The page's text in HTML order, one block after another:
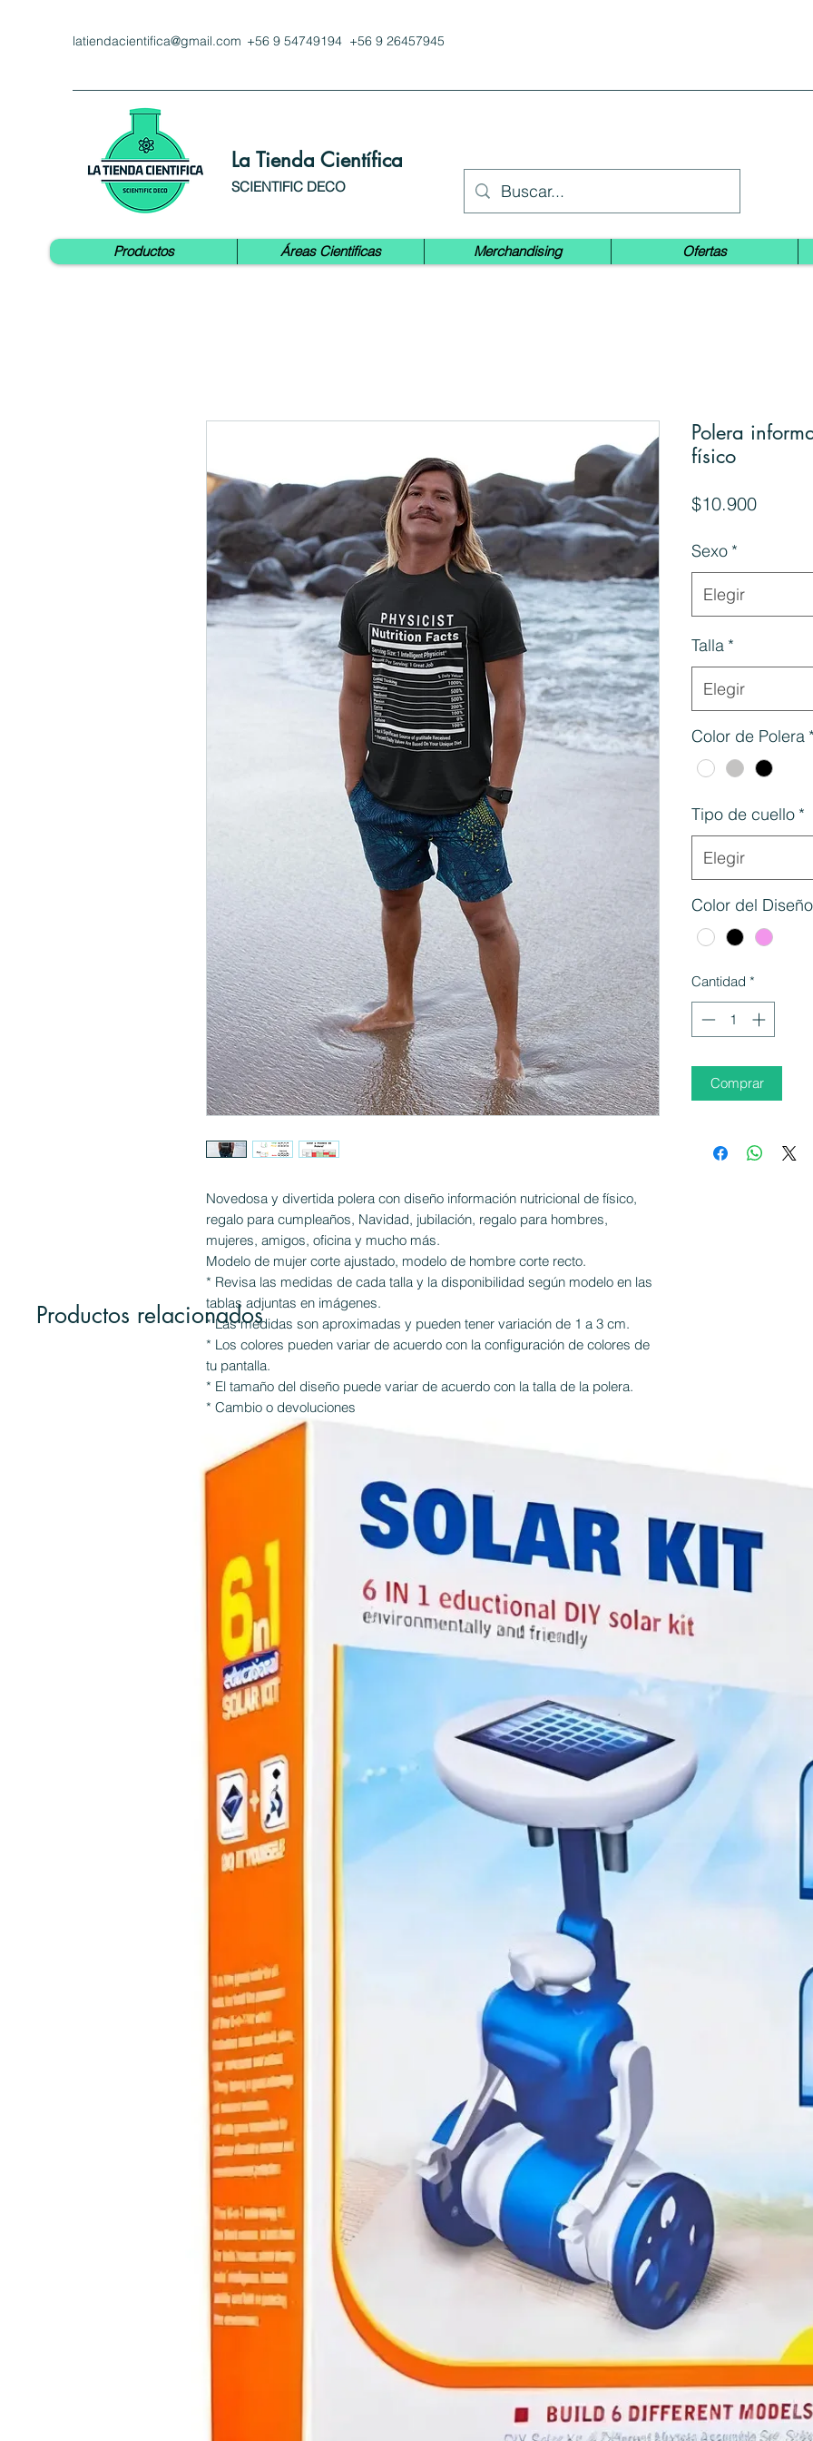
latiendacientifica@gmail.com +56 9 54749194 +56 9 26457945
La Tienda Científica
SCIENTIFIC DECO
Productos Áreas Cientificas Merchandising Ofertas
Productos relacionados
Novedosa y divertida polera con diseño información nutricional de físico,
regalo para cumpleaños, Navidad, jubilación, regalo para hombres,
mujeres, amigos, oficina y mucho más.
Modelo de mujer corte ajustado, modelo de hombre corte recto.
* Revisa las medidas de cada talla y la disponibilidad según modelo en las
tablas adjuntas en imágenes.
* Las medidas son aproximadas y pueden tener variación de 1 a 3 cm.
* Los colores pueden variar de acuerdo con la configuración de colores de
tu pantalla.
* El tamaño del diseño puede variar de acuerdo con la talla de la polera.
* Cambio o devoluciones
Polera
físico
$10.900Precio
Sexo *
Elegir
Talla *
Elegir
Color de Polera
Tipo de cuello *
Elegir
Color del Diseño
Cantidad *
Comprar